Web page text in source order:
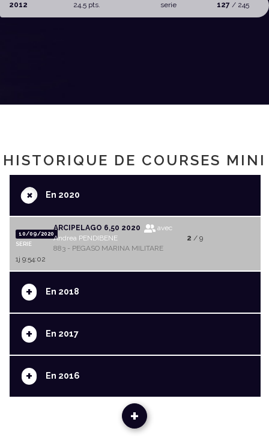
2012 24,5 pts. serie 127/ 245
HISTORIQUE DE COURSES MINI
+En 2020
10/09/2020
SERIE
ARCIPELAGO 6,50 2020
avec
Andrea PENDIBENE
883 - PEGASO MARINA MILITARE
2 / 9
1j 9:54:02
+ En 2018
+ En 2017
+ En 2016
+